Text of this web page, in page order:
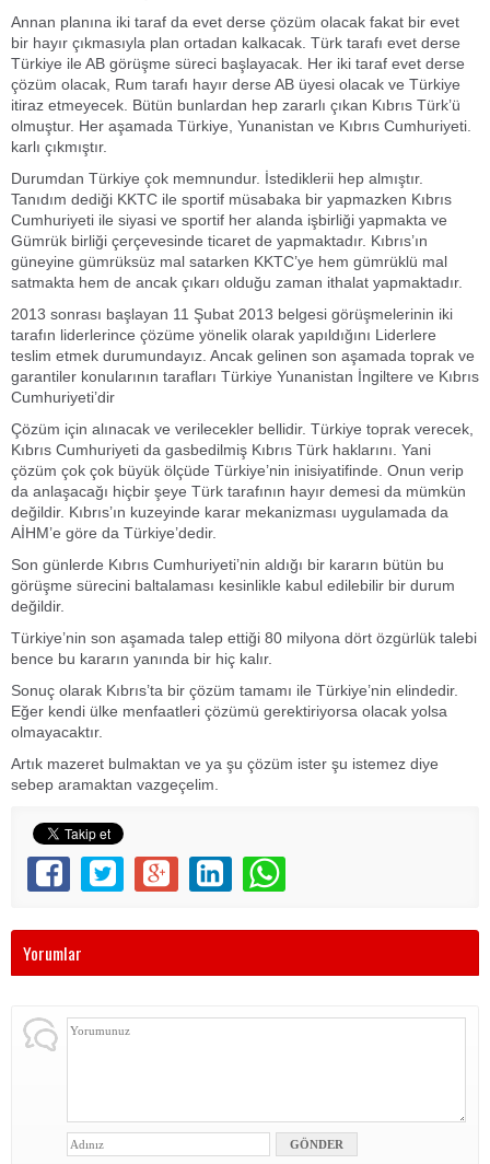
Annan planına iki taraf da evet derse çözüm olacak fakat bir evet
bir hayır çıkmasıyla plan ortadan kalkacak. Türk tarafı evet derse
Türkiye ile AB görüşme süreci başlayacak. Her iki taraf evet derse
çözüm olacak, Rum tarafı hayır derse AB üyesi olacak ve Türkiye
itiraz etmeyecek. Bütün bunlardan hep zararlı çıkan Kıbrıs Türk’ü
olmuştur. Her aşamada Türkiye, Yunanistan ve Kıbrıs Cumhuriyeti.
karlı çıkmıştır.
Durumdan Türkiye çok memnundur. İstediklerii hep almıştır.
Tanıdım dediği KKTC ile sportif müsabaka bir yapmazken Kıbrıs
Cumhuriyeti ile siyasi ve sportif her alanda işbirliği yapmakta ve
Gümrük birliği çerçevesinde ticaret de yapmaktadır. Kıbrıs’ın
güneyine gümrüksüz mal satarken KKTC’ye hem gümrüklü mal
satmakta hem de ancak çıkarı olduğu zaman ithalat yapmaktadır.
2013 sonrası başlayan 11 Şubat 2013 belgesi görüşmelerinin iki
tarafın liderlerince çözüme yönelik olarak yapıldığını Liderlere
teslim etmek durumundayız. Ancak gelinen son aşamada toprak ve
garantiler konularının tarafları Türkiye Yunanistan İngiltere ve Kıbrıs
Cumhuriyeti’dir
Çözüm için alınacak ve verilecekler bellidir. Türkiye toprak verecek,
Kıbrıs Cumhuriyeti da gasbedilmiş Kıbrıs Türk haklarını. Yani
çözüm çok çok büyük ölçüde Türkiye’nin inisiyatifinde. Onun verip
da anlaşacağı hiçbir şeye Türk tarafının hayır demesi da mümkün
değildir. Kıbrıs’ın kuzeyinde karar mekanizması uygulamada da
AİHM’e göre da Türkiye’dedir.
Son günlerde Kıbrıs Cumhuriyeti’nin aldığı bir kararın bütün bu
görüşme sürecini baltalaması kesinlikle kabul edilebilir bir durum
değildir.
Türkiye’nin son aşamada talep ettiği 80 milyona dört özgürlük talebi
bence bu kararın yanında bir hiç kalır.
Sonuç olarak Kıbrıs’ta bir çözüm tamamı ile Türkiye’nin elindedir.
Eğer kendi ülke menfaatleri çözümü gerektiriyorsa olacak yolsa
olmayacaktır.
Artık mazeret bulmaktan ve ya şu çözüm ister şu istemez diye
sebep aramaktan vazgeçelim.
Yorumlar